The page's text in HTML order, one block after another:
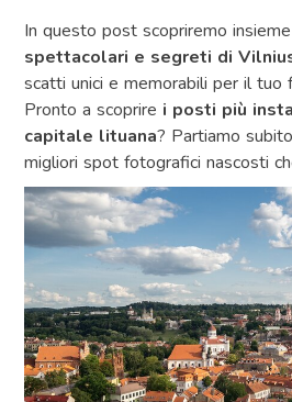
In questo post scopriremo
spettacolari e segreti di
scatti unici e memorabili per il tuo
Pronto a scoprire i posti più
capitale lituana? Partiamo
migliori spot fotografici nascosti